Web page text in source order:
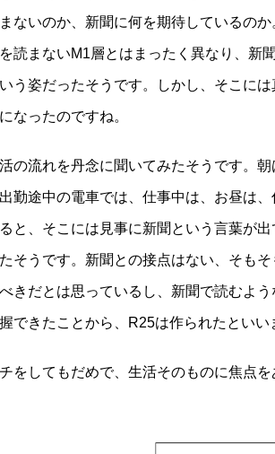
ないのか、新聞に何を期待しているのか
読まないM1層とはまったく異なり、新
う姿だったそうです。しかし、そこには
なったのですね。
の流れを丹念に聞いてみたそうです。
勤途中の電車では、仕事中は、お昼は、
と、そこには見事に新聞という言葉が出
そうです。新聞との接点はない、そもそ
きだとは思っているし、新聞で読むよ
できたことから、R25は作られたといい
をしてもだめで、生活そのものに焦点